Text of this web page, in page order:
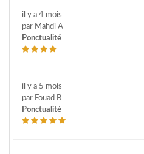
il y a 4 mois
par Mahdi A
Ponctualité
il y a 5 mois
par Fouad B
Ponctualité